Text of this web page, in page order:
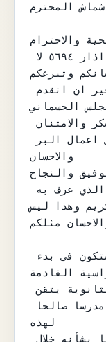
شماش المحترم
والاحترام
وتبرعكم
الجسماني
ولجنة المستشفيات بوافر الشكر والامتنان
والاحسان
والنجاح
وهذا ليس
مثلكم
القادمة
بحاجة الى مدرس للعلوم الثانوية يتقن
لهذه